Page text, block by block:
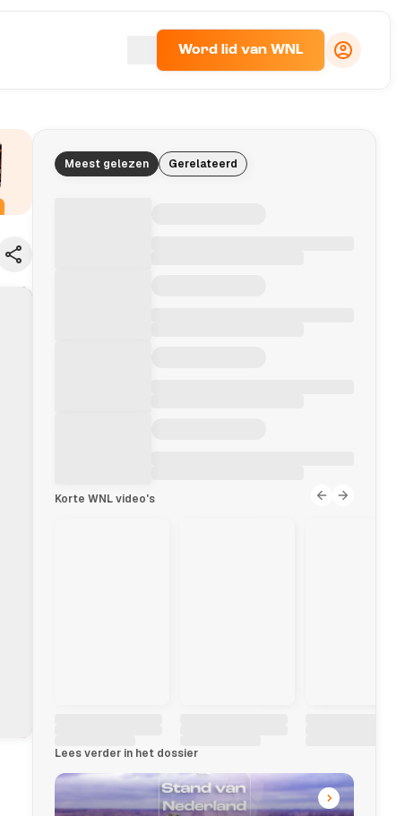
Word lid van WNL
Meest gelezen Gerelateerd
Korte WNL video's
Lees verder in het dossier